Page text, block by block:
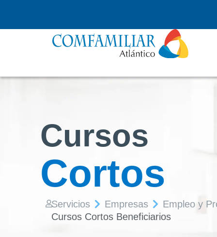
Cursos
Cortos
Servicios Empresas
Empleo y
Cursos Cortos Beneficiarios